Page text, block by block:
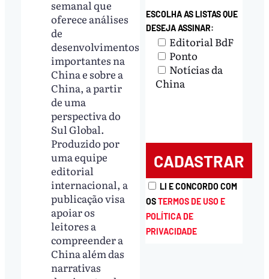
semanal que
oferece análises
de
desenvolvimentos
importantes na
China e sobre a
China, a partir
de uma
perspectiva do
Sul Global.
Produzido por
uma equipe
editorial
internacional, a
publicação visa
apoiar os
leitores a
compreender a
China além das
narrativas
ESCOLHA AS LISTAS QUE
DESEJA ASSINAR:
Editorial BdF
Ponto
Notícias da
China
LI E CONCORDO COM
OSTERMOS DE USO E
POLÍTICA DE
PRIVACIDADE